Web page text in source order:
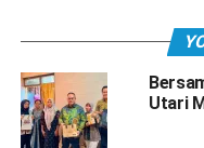
Utari